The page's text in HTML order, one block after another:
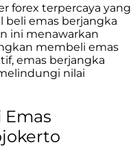
forex terpercaya yang
beli emas berjangka
ini menawarkan
membeli emas
emas berjangka
nilai